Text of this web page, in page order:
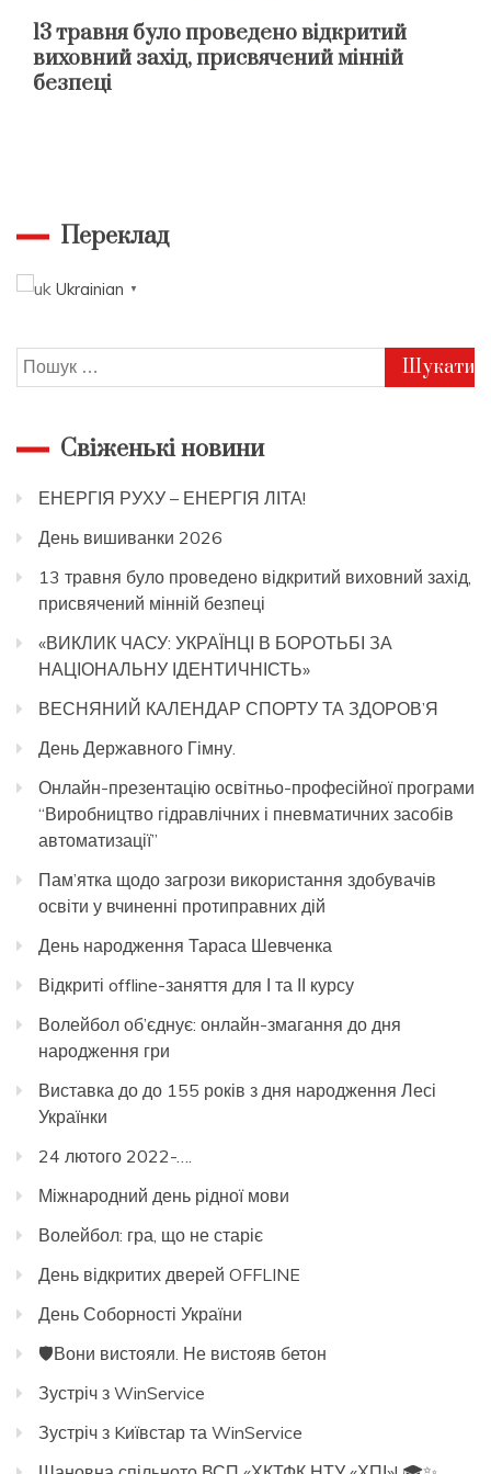
13 травня було проведено відкритий
виховний захід, присвячений мінній
безпеці
Переклад
Ukrainian ▼
Пошук:
Свіженькі новини
ЕНЕРГІЯ РУХУ – ЕНЕРГІЯ ЛІТА!
День вишиванки 2026
13 травня було проведено відкритий виховний захід,
присвячений мінній безпеці
«ВИКЛИК ЧАСУ: УКРАЇНЦІ В БОРОТЬБІ ЗА
НАЦІОНАЛЬНУ ІДЕНТИЧНІСТЬ»
ВЕСНЯНИЙ КАЛЕНДАР СПОРТУ ТА ЗДОРОВ’Я
День Державного Гімну.
Онлайн-презентацію освітньо-професійної програми
“Виробництво гідравлічних і пневматичних засобів
автоматизації”
Пам’ятка щодо загрози використання здобувачів
освіти у вчиненні протиправних дій
День народження Тараса Шевченка
Відкриті offline-заняття для І та ІІ курсу
Волейбол об’єднує: онлайн-змагання до дня
народження гри
Виставка до до 155 років з дня народження Лесі
Українки
24 лютого 2022-….
Міжнародний день рідної мови
Волейбол: гра, що не старіє
День відкритих дверей OFFLINE
День Соборності України
🛡️Вони вистояли. Не вистояв бетон
Зустріч з WinService
Зустріч з Kиївстар та WinService